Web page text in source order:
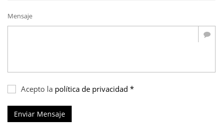
Mensaje
Acepto la política de privacidad *
Enviar Mensaje